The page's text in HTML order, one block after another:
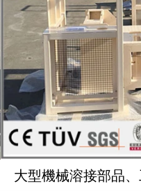
大型機械溶接部品